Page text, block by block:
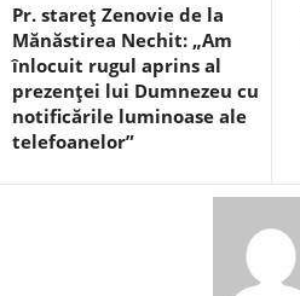
Pr. stareț Zenovie de la
Mănăstirea Nechit: „Am
înlocuit rugul aprins al
prezenței lui Dumnezeu cu
notificările luminoase ale
telefoanelor”